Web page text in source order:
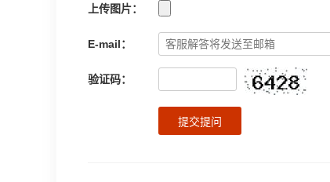
上传图片：
E-mail：
验证码：
提交提问